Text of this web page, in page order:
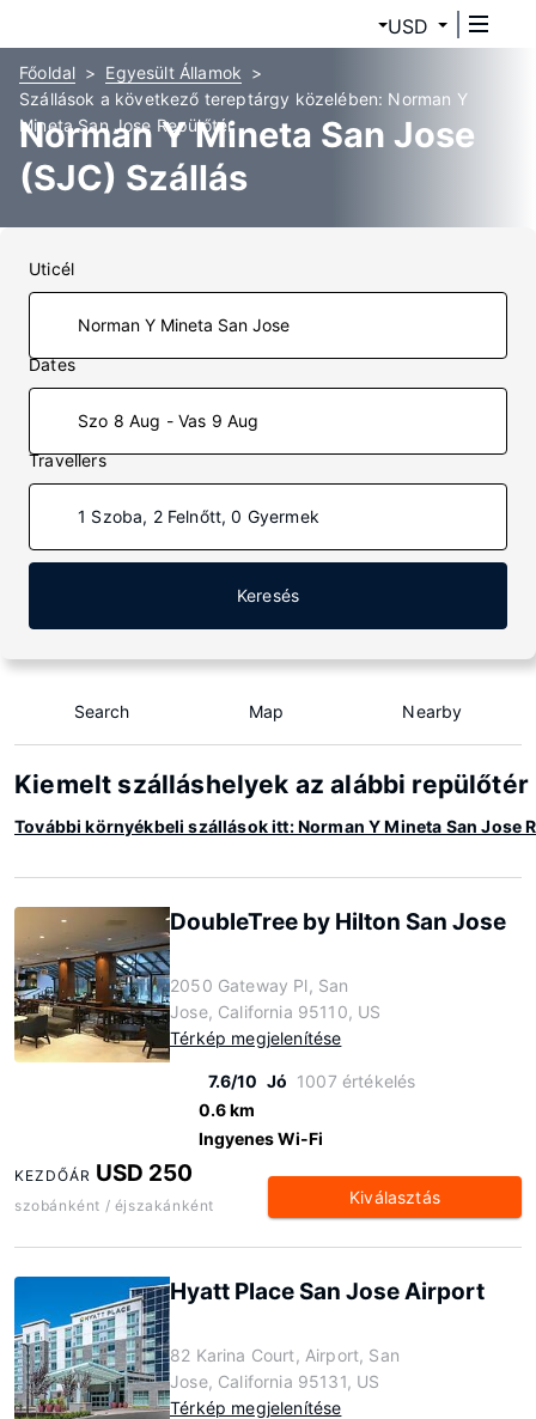
USD
Főoldal
Egyesült Államok
Szállások a következő tereptárgy közelében: Norman Y
Mineta San Jose Repülőtér
Norman Y Mineta San Jose
(SJC) Szállás
Uticél
Dates
Szo 8 Aug - Vas 9 Aug
Travellers
1 Szoba, 2 Felnőtt, 0 Gyermek
Keresés
Search Map Nearby
Kiemelt szálláshelyek az alábbi
További környékbeli szállások itt: Norman Y Mineta San Jose
DoubleTree by Hilton San Jose
2050 Gateway Pl, San
Jose, California 95110, US
Térkép megjelenítése
7.6/10 Jó 1007 értékelés
0.6 km
Ingyenes Wi-Fi
KEZDŐÁR USD 250
szobánként / éjszakánként Kiválasztás
Hyatt Place San Jose Airport
82 Karina Court, Airport, San
Jose, California 95131, US
Térkép megjelenítése